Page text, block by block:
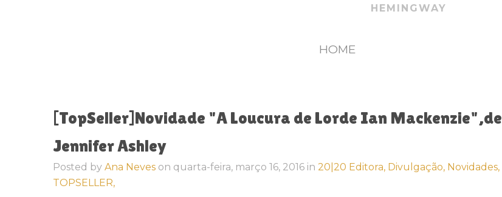
HEMINGWAY
HOME
[TopSeller]Novidade "A Loucura de Lorde Ian Mackenzie",de
Jennifer Ashley
Posted by Ana Neves on quarta-feira, março 16, 2016 in 20|20 Editora, Divulgação, Novidades,
TOPSELLER,